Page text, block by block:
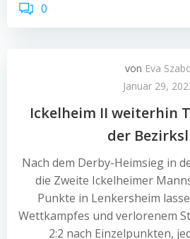
0
von Eva
Januar 29,
Ickelheim II weiterhin
der
Nach dem Derby-Heimsieg in
die Zweite Ickelheimer
Punkte in Lenkersheim
Wettkampfes und verlorenem
2:2 nach Einzelpunkten,